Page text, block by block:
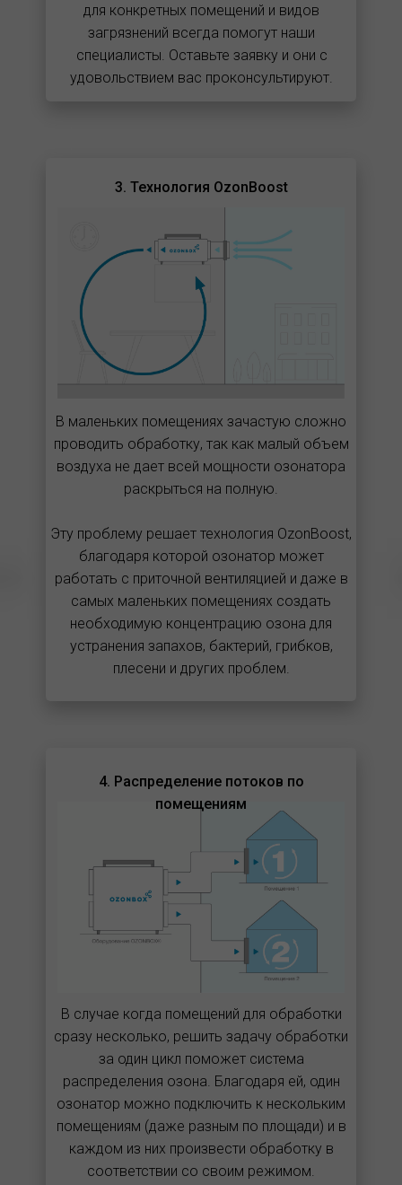
для конкретных помещений и видов
загрязнений всегда помогут наши
специалисты. Оставьте заявку и они с
удовольствием вас проконсультируют.
3. Технология OzonBoost
В маленьких помещениях зачастую сложно
проводить обработку, так как малый объем
воздуха не дает всей мощности озонатора
раскрыться на полную.
Эту проблему решает технология OzonBoost,
благодаря которой озонатор может
работать с приточной вентиляцией и даже в
самых маленьких помещениях создать
необходимую концентрацию озона для
устранения запахов, бактерий, грибков,
плесени и других проблем.
4. Распределение потоков по
помещениям
В случае когда помещений для обработки
сразу несколько, решить задачу обработки
за один цикл поможет система
распределения озона. Благодаря ей, один
озонатор можно подключить к нескольким
помещениям (даже разным по площади) и в
каждом из них произвести обработку в
соответствии со своим режимом.